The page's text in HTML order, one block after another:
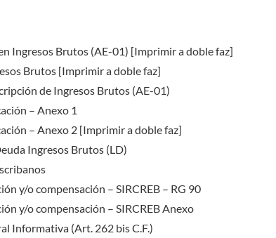
Ingresos Brutos (AE-01) [Imprimir a doble faz]
Brutos [Imprimir a doble faz]
de Ingresos Brutos (AE-01)
– Anexo 1
– Anexo 2 [Imprimir a doble faz]
Ingresos Brutos (LD)
y/o compensación – SIRCREB – RG 90
y/o compensación – SIRCREB Anexo
Informativa (Art. 262 bis C.F.)